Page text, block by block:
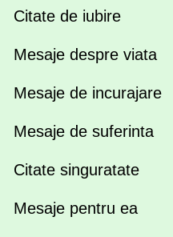
Citate de iubire
Mesaje despre viata
Mesaje de incurajare
Mesaje de suferinta
Citate singuratate
Mesaje pentru ea